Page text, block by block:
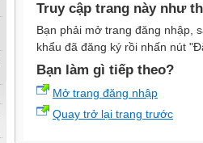
Truy cập trang này như
Bạn phải mở trang đăng nhập,
khẩu đã đăng ký rồi nhấn nút
Bạn làm gì tiếp theo?
Mở trang đăng nhập
Quay trở lại trang trước